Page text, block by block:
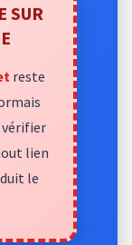
SUR
reste
lien
le